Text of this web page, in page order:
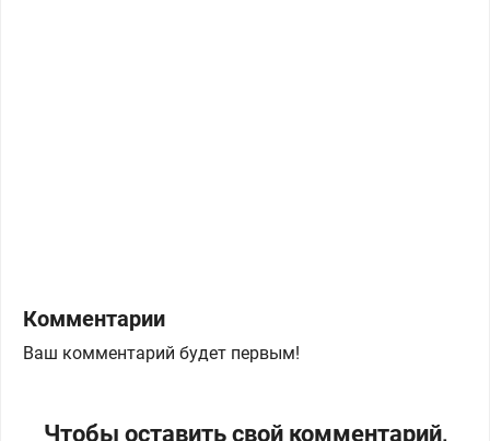
Комментарии
Ваш комментарий будет первым!
Чтобы оставить свой комментарий,